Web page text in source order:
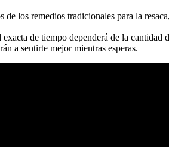
los remedios tradicionales para la
de tiempo dependerá de la cantidad
a sentirte mejor mientras esperas.